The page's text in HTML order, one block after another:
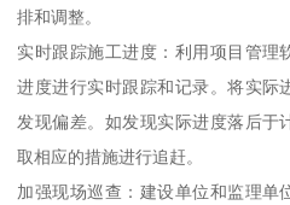
排和调整。
实时跟踪施工进度：利用项目管理
进度进行实时跟踪和记录。将实际
发现偏差。如发现实际进度落后于
取相应的措施进行追赶。
加强现场巡查：建设单位和监理单